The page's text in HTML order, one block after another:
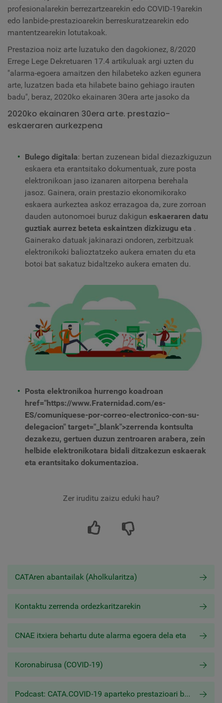
profesionalarekin berrezartzearekin edo COVID-19arekin
edo lanbide-prestazioarekin berreskuratzearekin edo
mantentzearekin lotutakoak.
Prestazioa noiz arte luzatuko den dagokionez, 8/2020
Errege Lege Dekretuaren 17.4 artikuluak argi uzten du
"alarma-egoera amaitzen den hilabeteko azken egunera
arte, luzatzen bada eta hilabete baino gehiago irauten
badu", beraz, 2020ko ekainaren 30era arte jasoko da
2020ko ekainaren 30era arte. prestazio-
eskaeraren aurkezpena
Bulego digitala: bertan zuzenean bidal diezazkiguzun
eskaera eta erantsitako dokumentuak, zure posta
elektronikoan jaso izanaren aitorpena berehala
jasoz. Gainera, orain prestazio ekonomikorako
eskaera aurkeztea askoz errazagoa da, zure zorroan
dauden autonomoei buruz dakigun eskaeraren datu
guztiak aurrez beteta eskaintzen dizkizugu eta .
Gainerako datuak jakinarazi ondoren, zerbitzuak
elektronikoki balioztatzeko aukera ematen du eta
botoi bat sakatuz bidaltzeko aukera ematen du.
Posta elektronikoa hurrengo koadroan
href="https://www.Fraternidad.com/es-
ES/comuniquese-por-correo-electronico-con-su-
delegacion" target="_blank">zerrenda kontsulta
dezakezu, gertuen duzun zentroaren arabera, zein
helbide elektronikotara bidali ditzakezun eskaerak
eta erantsitako dokumentazioa.
Zer iruditu zaizu eduki hau?
CATAren abantailak (Aholkularitza)
Kontaktu zerrenda ordezkaritzarekin
CNAE itxiera behartu dute alarma egoera dela eta
Koronabirusa (COVID-19)
Podcast: CATA.COVID-19 aparteko prestazioari buruzko maiz egiten diren galderak